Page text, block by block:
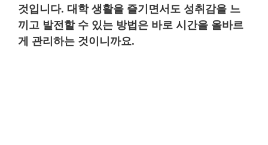
것입니다. 대학 생활을 즐기면서도 성취감을 느
끼고 발전할 수 있는 방법은 바로 시간을 올바르
게 관리하는 것이니까요.